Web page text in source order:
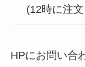
(12時に注
HPにお問い合